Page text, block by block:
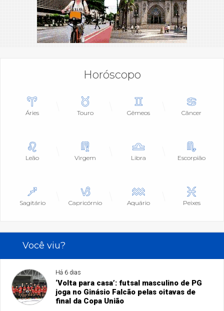
Horóscopo
Áries Touro Gêmeos Câncer
Leão Virgem Libra Escorpião
Sagitário Capricórnio Aquário Peixes
Você viu?
Há 6 dias
‘Volta para casa’: futsal masculino de PG
joga no Ginásio Falcão pelas oitavas de
final da Copa União